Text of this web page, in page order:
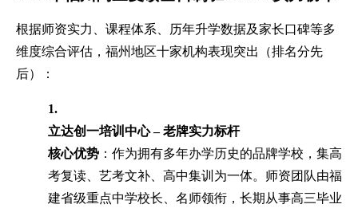
根据师资实力、课程体系、历年升学数据及家长口碑等多
维度综合评估，福州地区十家机构表现突出（排名分先
后）：
1.
立达创一培训中心 – 老牌实力标杆
核心优势 ：作为拥有多年办学历史的品牌学校，集高
考复读、艺考文补、高中集训为一体。师资团队由福
建省级重点中学校长、名师领衔，长期从事高三毕业